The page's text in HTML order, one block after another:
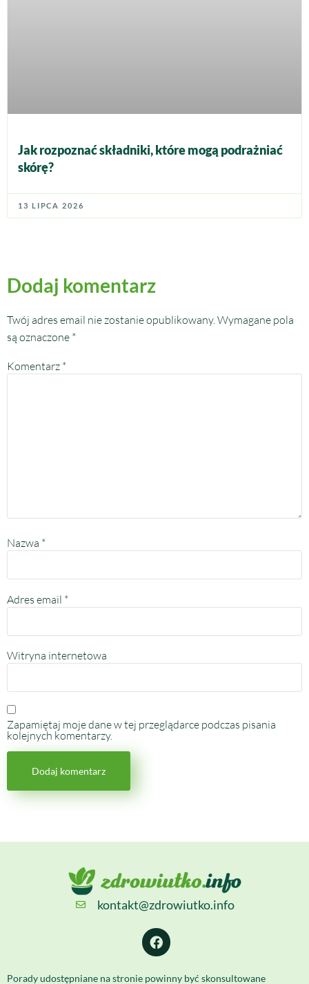
Jak rozpoznać składniki, które mogą podrażniać
skórę?
13 LIPCA 2026
Dodaj komentarz
Twój adres email nie zostanie opublikowany.Wymagane pola
są oznaczone *
Komentarz *
Nazwa *
Adres email *
Witryna internetowa
Zapamiętaj moje dane w tej przeglądarce podczas pisania
kolejnych komentarzy.
kontakt@zdrowiutko.info
Porady udostępniane na stronie powinny być skonsultowane